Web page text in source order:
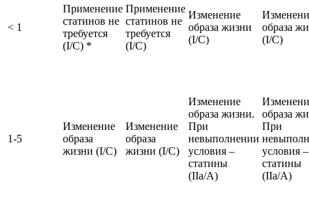
< 1
Применение
статинов не
требуется
(I/C) *
Применение
статинов не
требуется
(I/C)
Изменение
образа жизни
(I/C)
образа
(I/C)
1-5
Изменение
образа
жизни (I/C)
Изменение
образа
жизни (I/C)
Изменение
образа жизни.
При
невыполнении
условия –
статины
(IIa/A)
образа
При
условия –
статины
(IIa/A)